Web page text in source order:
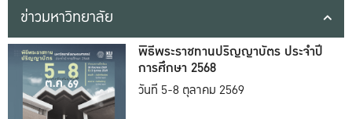
ข่าวมหาวิทยาลัย
พิธีพระราชทานปริญญาบัตร ประจำปี
การศึกษา 2568
วันที่ 5-8 ตุลาคม 2569